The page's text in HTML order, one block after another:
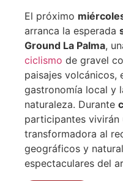
El próximo
arranca la esperada
Ground La Palma,
ciclismo de gravel
paisajes volcánicos,
gastronomía local y
naturaleza. Durante
participantes vivirán
transformadora al
geográficos y
espectaculares del